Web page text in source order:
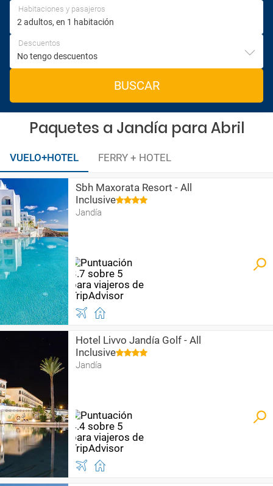
Habitaciones y pasajeros
Descuentos
BUSCAR
Paquetes a Jandía para Abril
VUELO+HOTEL FERRY + HOTEL
Sbh Maxorata Resort - All
Inclusive
Jandía
Hotel Livvo Jandía Golf - All
Inclusive
Jandía